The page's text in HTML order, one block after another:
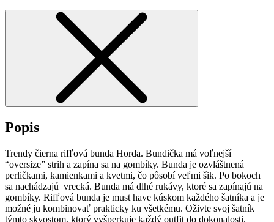
Popis
Trendy čierna rifľová bunda Horda. Bundička má voľnejší
“oversize” strih a zapína sa na gombíky. Bunda je ozvláštnená
perličkami, kamienkami a kvetmi, čo pôsobí veľmi šik. Po bokoch
sa nachádzajú vrecká. Bunda má dlhé rukávy, ktoré sa zapínajú na
gombíky. Rifľová bunda je must have kúskom každého šatníka a je
možné ju kombinovať prakticky ku všetkému. Oživte svoj šatník
týmto skvostom, ktorý vyšperkuje každý outfit do dokonalosti.